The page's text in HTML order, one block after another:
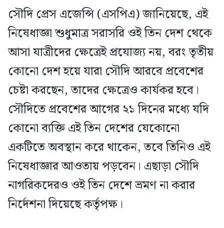
সৌদি প্রেস এজেন্সি (এসপিএ) জানিয়েছে, এই
নিষেধাজ্ঞা শুধুমাত্র সরাসরি ওই তিন দেশ থেকে
আসা যাত্রীদের ক্ষেত্রেই প্রযোজ্য নয়, বরং তৃতীয়
কোনো দেশ হয়ে যারা সৌদি আরবে প্রবেশের
চেষ্টা করছেন, তাদের ক্ষেত্রেও কার্যকর হবে।
সৌদিতে প্রবেশের আগের ২১ দিনের মধ্যে যদি
কোনো ব্যক্তি এই তিন দেশের যেকোনো
একটিতে অবস্থান করে থাকেন, তবে তিনিও এই
নিষেধাজ্ঞার আওতায় পড়বেন। এছাড়া সৌদি
নাগরিকদেরও ওই তিন দেশে ভ্রমণ না করার
নির্দেশনা দিয়েছে কর্তৃপক্ষ।